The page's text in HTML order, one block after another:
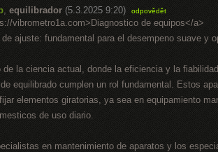
, equilibrador (5.3.2025 9:20) odpovědět
vibrometro1a.com>Diagnostico de equipos</a>
ajuste: fundamental para el desempeno suave y
de la ciencia actual, donde la eficiencia y la
equilibrado cumplen un rol fundamental. Estos
elementos giratorias, ya sea en equipamiento
de uso diario.
en mantenimiento de aparatos y los